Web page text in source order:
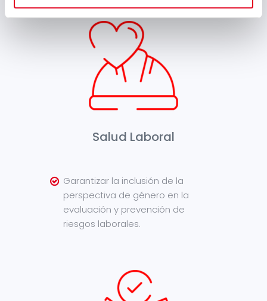
Salud Laboral
Garantizar la inclusión de la
perspectiva de género en la
evaluación y prevención de
riesgos laborales.